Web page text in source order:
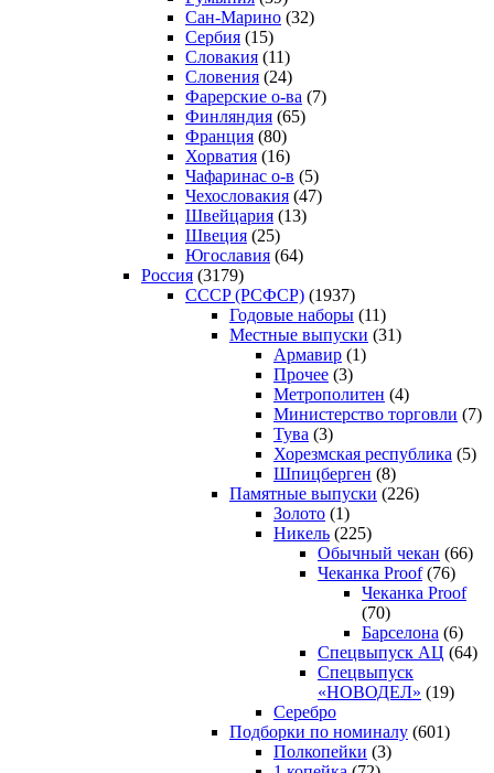
Сан-Марино (32)
Сербия (15)
Словакия (11)
Словения (24)
Фарерские о-ва (7)
Финляндия (65)
Франция (80)
Хорватия (16)
Чафаринас о-в (5)
Чехословакия (47)
Швейцария (13)
Швеция (25)
Югославия (64)
Россия (3179)
CCCP (РСФСР) (1937)
Годовые наборы (11)
Местные выпуски (31)
Армавир (1)
Прочее (3)
Метрополитен (4)
Министерство торговли (7)
Тува (3)
Хорезмская республика (5)
Шпицберген (8)
Памятные выпуски (226)
Золото (1)
Никель (225)
Обычный чекан (66)
Чеканка Proof(76)
Чеканка Proof
(70)
Барселона (6)
Спецвыпуск АЦ (64)
Спецвыпуск
«НОВОДЕЛ» (19)
Серебро
Подборки по номиналу (601)
Полкопейки (3)